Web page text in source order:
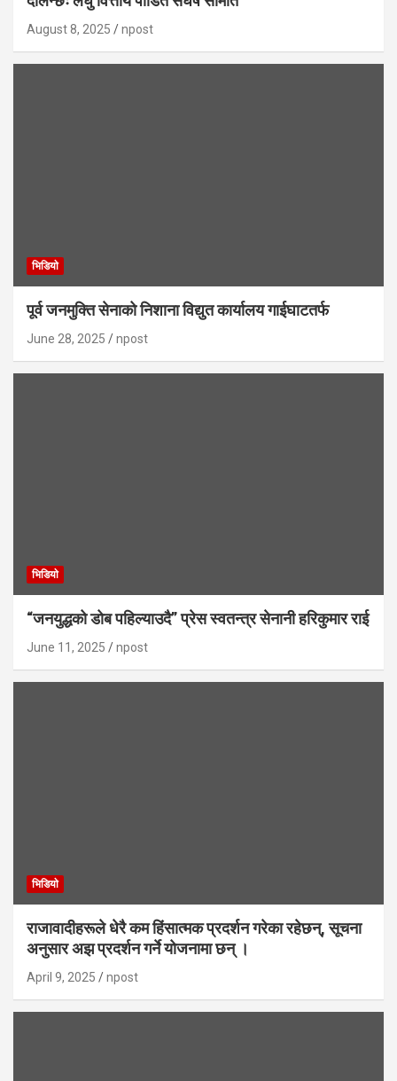
August 8, 2025 npost
भिडियाे
पूर्व जनमुक्ति सेनाको निशाना विद्युत कार्यालय गाईघाटतर्फ
June 28, 2025 npost
भिडियाे
“जनयुद्धको डोब पहिल्याउदै” प्रेस स्वतन्त्र सेनानी हरिकुमार राई
June 11, 2025 npost
भिडियाे
राजावादीहरूले धेरै कम हिंसात्मक प्रदर्शन गरेका रहेछन्, सूचना
अनुसार अझ प्रदर्शन गर्ने योजनामा छन् ।
April 9, 2025 npost